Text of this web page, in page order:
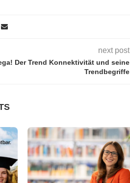
next post
Der Trend Konnektivität und seine
Trendbegriffe